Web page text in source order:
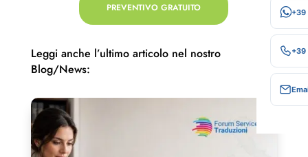
+39
PREVENTIVO GRATUITO
Leggi anche l’ultimo articolo nel nostro
Blog/News: